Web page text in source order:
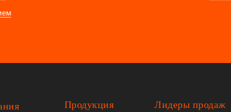
Продукция Лидеры продаж